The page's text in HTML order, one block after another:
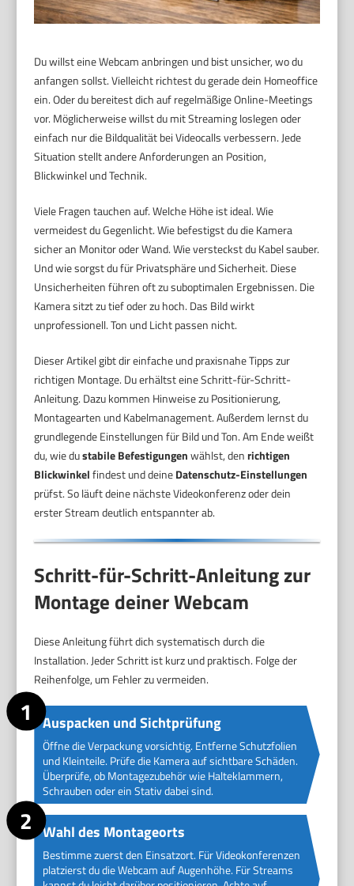
Du willst eine Webcam anbringen und bist unsicher, wo du
anfangen sollst. Vielleicht richtest du gerade dein Homeoffice
ein. Oder du bereitest dich auf regelmäßige Online-Meetings
vor. Möglicherweise willst du mit Streaming loslegen oder
einfach nur die Bildqualität bei Videocalls verbessern. Jede
Situation stellt andere Anforderungen an Position,
Blickwinkel und Technik.
Viele Fragen tauchen auf. Welche Höhe ist ideal. Wie
vermeidest du Gegenlicht. Wie befestigst du die Kamera
sicher an Monitor oder Wand. Wie versteckst du Kabel sauber.
Und wie sorgst du für Privatsphäre und Sicherheit. Diese
Unsicherheiten führen oft zu suboptimalen Ergebnissen. Die
Kamera sitzt zu tief oder zu hoch. Das Bild wirkt
unprofessionell. Ton und Licht passen nicht.
Dieser Artikel gibt dir einfache und praxisnahe Tipps zur
richtigen Montage. Du erhältst eine Schritt-für-Schritt-
Anleitung. Dazu kommen Hinweise zu Positionierung,
Montagearten und Kabelmanagement. Außerdem lernst du
grundlegende Einstellungen für Bild und Ton. Am Ende weißt
du, wie dustabile Befestigungenwählst, denrichtigen
Blickwinkelfindest und deineDatenschutz-Einstellungen
prüfst. So läuft deine nächste Videokonferenz oder dein
erster Stream deutlich entspannter ab.
Schritt-für-Schritt-Anleitung zur
Montage deiner Webcam
Diese Anleitung führt dich systematisch durch die
Installation. Jeder Schritt ist kurz und praktisch. Folge der
Reihenfolge, um Fehler zu vermeiden.
Auspacken und Sichtprüfung
Öffne die Verpackung vorsichtig. Entferne Schutzfolien
und Kleinteile. Prüfe die Kamera auf sichtbare Schäden.
Überprüfe, ob Montagezubehör wie Halteklammern,
Schrauben oder ein Stativ dabei sind.
Wahl des Montageorts
Bestimme zuerst den Einsatzort. Für Videokonferenzen
platzierst du die Webcam auf Augenhöhe. Für Streams